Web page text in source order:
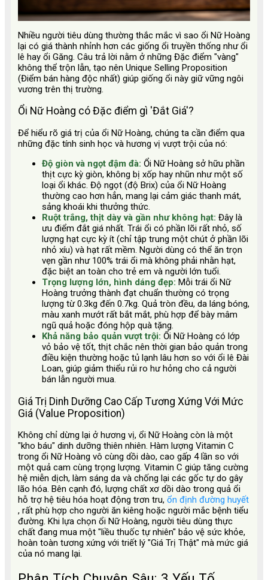
Nhiều người tiêu dùng thường thắc mắc vì sao ổi Nữ Hoàng
lại có giá thành nhỉnh hơn các giống ổi truyền thống như ổi
lê hay ổi Găng. Câu trả lời nằm ở những Đặc điểm "vàng"
không thể trộn lẫn, tạo nên Unique Selling Proposition
(Điểm bán hàng độc nhất) giúp giống ổi này giữ vững ngôi
vương trên thị trường.
Ổi Nữ Hoàng có Đặc điểm gì 'Đắt Giá'?
Để hiểu rõ giá trị của ổi Nữ Hoàng, chúng ta cần điểm qua
những đặc tính sinh học và hương vị vượt trội của nó:
Độ giòn và ngọt đậm đà: Ổi Nữ Hoàng sở hữu phần
thịt cực kỳ giòn, không bị xốp hay nhũn như một số
loại ổi khác. Độ ngọt (độ Brix) của ổi Nữ Hoàng
thường cao hơn hẳn, mang lại cảm giác thanh mát,
sảng khoái khi thưởng thức.
Ruột trắng, thịt dày và gần như không hạt: Đây là
ưu điểm đắt giá nhất. Trái ổi có phần lõi rất nhỏ, số
lượng hạt cực kỳ ít (chỉ tập trung một chút ở phần lõi
nhỏ xíu) và hạt rất mềm. Người dùng có thể ăn trọn
vẹn gần như 100% trái ổi mà không phải nhằn hạt,
đặc biệt an toàn cho trẻ em và người lớn tuổi.
Trọng lượng lớn, hình dáng đẹp: Mỗi trái ổi Nữ
Hoàng trưởng thành đạt chuẩn thường có trọng
lượng từ 0.3kg đến 0.7kg. Quả tròn đều, da láng bóng,
màu xanh mướt rất bắt mắt, phù hợp để bày mâm
ngũ quả hoặc đóng hộp quà tặng.
Khả năng bảo quản vượt trội: Ổi Nữ Hoàng có lớp
vỏ bảo vệ tốt, thịt chắc nên thời gian bảo quản trong
điều kiện thường hoặc tủ lạnh lâu hơn so với ổi lê Đài
Loan, giúp giảm thiểu rủi ro hư hỏng cho cả người
bán lẫn người mua.
Giá Trị Dinh Dưỡng Cao Cấp Tương Xứng Với Mức
Giá (Value Proposition)
Không chỉ dừng lại ở hương vị, ổi Nữ Hoàng còn là một
"kho báu" dinh dưỡng thiên nhiên. Hàm lượng Vitamin C
trong ổi Nữ Hoàng vô cùng dồi dào, cao gấp 4 lần so với
một quả cam cùng trọng lượng. Vitamin C giúp tăng cường
hệ miễn dịch, làm sáng da và chống lại các gốc tự do gây
lão hóa. Bên cạnh đó, lượng chất xơ dồi dào trong quả ổi
hỗ trợ hệ tiêu hóa hoạt động trơn tru, ổn định đường huyết
, rất phù hợp cho người ăn kiêng hoặc người mắc bệnh tiểu
đường. Khi lựa chọn ổi Nữ Hoàng, người tiêu dùng thực
chất đang mua một "liều thuốc tự nhiên" bảo vệ sức khỏe,
hoàn toàn tương xứng với triết lý "Giá Trị Thật" mà mức giá
của nó mang lại.